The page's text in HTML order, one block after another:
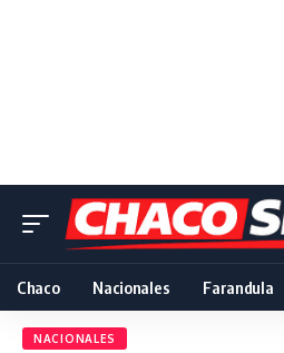
Chaco Nacionales Farandula
NACIONALES